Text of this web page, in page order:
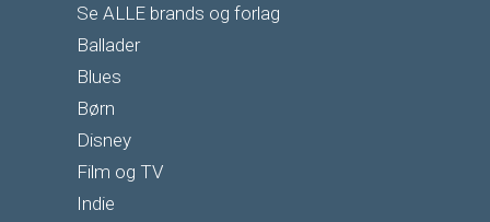
Se ALLE brands og forlag
Ballader
Blues
Børn
Disney
Film og TV
Indie